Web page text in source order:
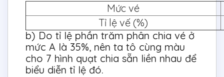
Mức vé
Tỉ lệ vế (%)
b) Do tỉ lệ phần trăm phân chia vé ở
mức A là 35%, nên ta tô cùng màu
cho 7 hình quạt chia sẵn liền nhau để
biểu diễn tỉ lệ đó.